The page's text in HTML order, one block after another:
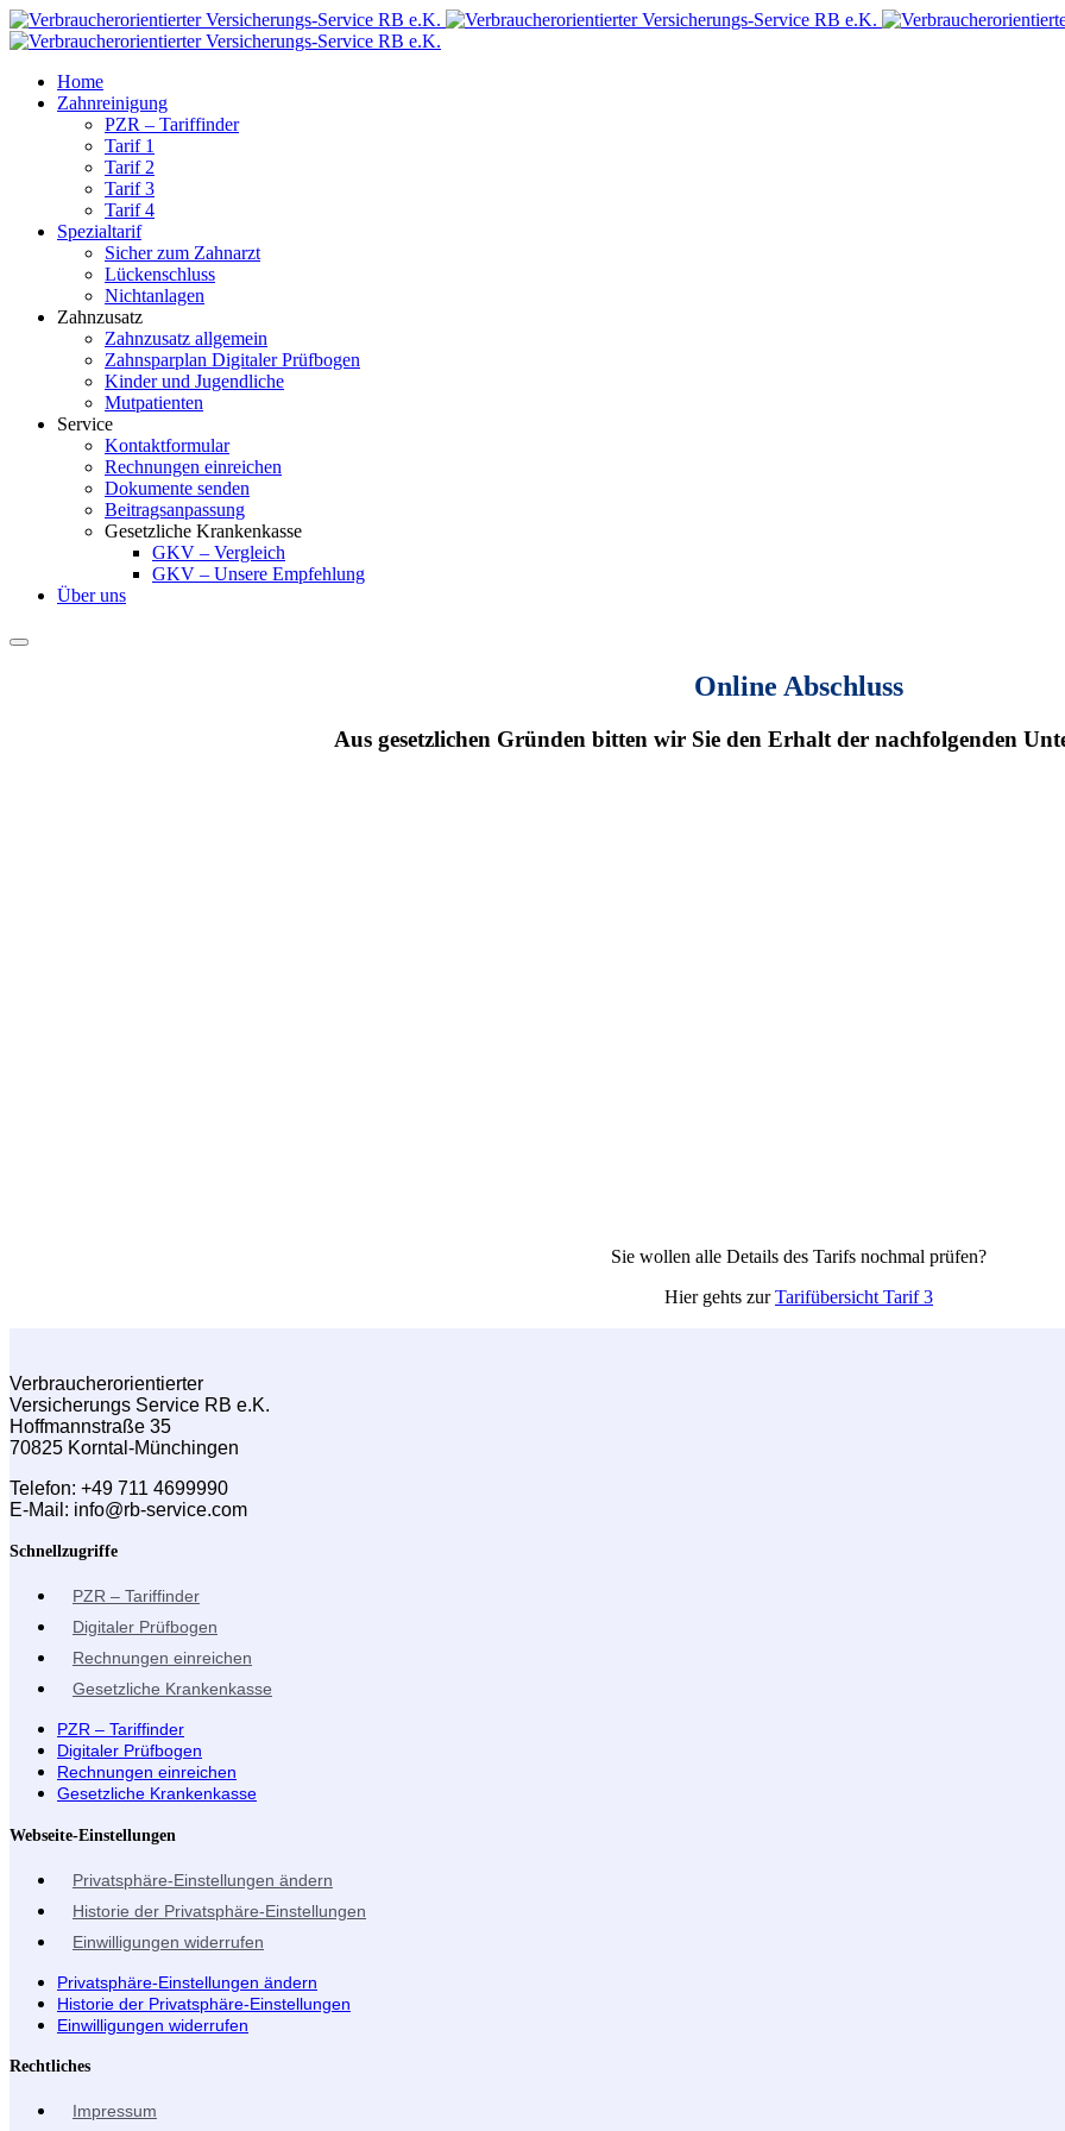
Home
Zahnreinigung
PZR – Tariffinder
Tarif 1
Tarif 2
Tarif 3
Tarif 4
Spezialtarif
Sicher zum Zahnarzt
Lückenschluss
Nichtanlagen
Zahnzusatz
Zahnzusatz allgemein
Zahnsparplan Digitaler Prüfbogen
Kinder und Jugendliche
Mutpatienten
Service
Kontaktformular
Rechnungen einreichen
Dokumente senden
Beitragsanpassung
Gesetzliche Krankenkasse
GKV – Vergleich
GKV – Unsere Empfehlung
Über uns
Online Abschluss
Aus gesetzlichen Gründen bitten wir Sie den Erhalt der nachfolgenden
Sie wollen alle Details des Tarifs nochmal prüfen?
Hier gehts zurTarifübersicht Tarif 3
Verbraucherorientierter
Versicherungs Service RB e.K.
Hoffmannstraße 35
70825 Korntal-Münchingen
Telefon: +49 711 4699990
E-Mail: info@rb-service.com
Schnellzugriffe
PZR – Tariffinder
Digitaler Prüfbogen
Rechnungen einreichen
Gesetzliche Krankenkasse
PZR – Tariffinder
Digitaler Prüfbogen
Rechnungen einreichen
Gesetzliche Krankenkasse
Webseite-Einstellungen
Privatsphäre-Einstellungen ändern
Historie der Privatsphäre-Einstellungen
Einwilligungen widerrufen
Privatsphäre-Einstellungen ändern
Historie der Privatsphäre-Einstellungen
Einwilligungen widerrufen
Rechtliches
Impressum